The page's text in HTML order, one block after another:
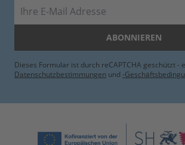
ABONNIEREN
Dieses Formular ist durch reCAPTCHA geschützt -
Datenschutzbestimmungen und -